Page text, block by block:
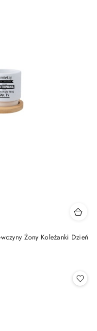
Żony Koleżanki Dzień